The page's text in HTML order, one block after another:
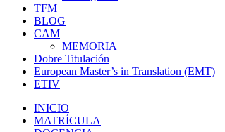
TFM
BLOG
CAM
MEMORIA
Dobre Titulación
European Master’s in Translation (EMT)
ETIV
INICIO
MATRÍCULA